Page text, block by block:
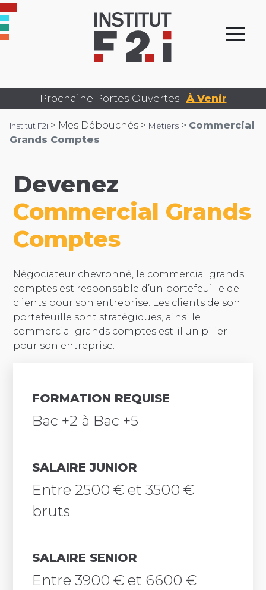
Prochaine Portes Ouvertes : À Venir
Institut F2i > Mes Débouchés > Métiers > Commercial
Grands Comptes
Devenez
Commercial Grands
Comptes
Négociateur chevronné, le commercial grands
comptes est responsable d’un portefeuille de
clients pour son entreprise. Les clients de son
portefeuille sont stratégiques, ainsi le
commercial grands comptes est-il un pilier
pour son entreprise.
FORMATION REQUISE
Bac +2 à Bac +5
SALAIRE JUNIOR
Entre 2500 € et 3500 €
bruts
SALAIRE SENIOR
Entre 3900 € et 6600 €